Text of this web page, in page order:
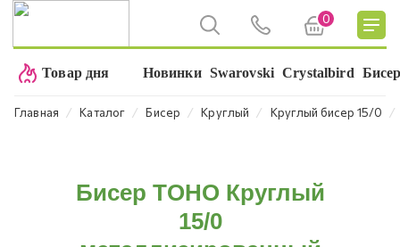
0
Товар дня Новинки Swarovski Crystalbird
Главная ⁄ Каталог ⁄ Бисер ⁄ Круглый ⁄ Круглый бисер 15/0 ⁄
Бисер TOHO Круглый
15/0